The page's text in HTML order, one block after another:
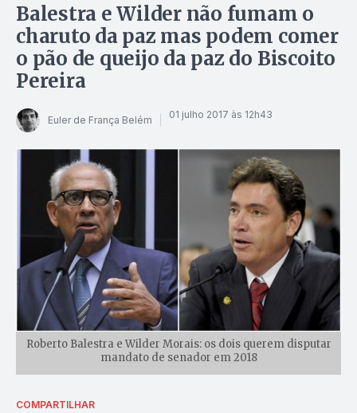
Balestra e Wilder não fumam o
charuto da paz mas podem comer
o pão de queijo da paz do Biscoito
Pereira
Euler de França Belém 01 julho 2017 às 12h43
Roberto Balestra e Wilder Morais: os dois querem disputar
mandato de senador em 2018
COMPARTILHAR